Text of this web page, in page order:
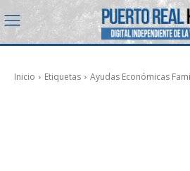
Inicio Etiquetas Ayudas Económicas